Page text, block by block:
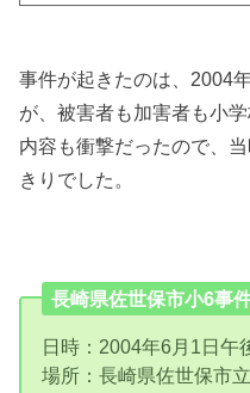
事件が起きたのは、2004
が、被害者も加害者も小
内容も衝撃だったので、
きりでした。
長崎県佐世保市小6事
日時：2004年6月1日午
場所：長崎県佐世保市